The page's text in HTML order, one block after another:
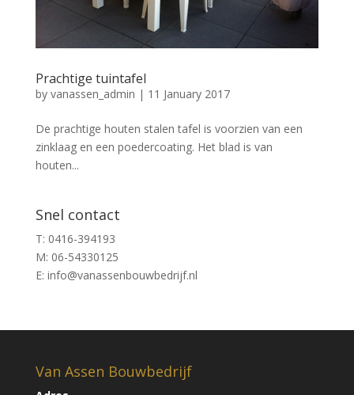
Prachtige tuintafel
by vanassen_admin | 11 January 2017
De prachtige houten stalen tafel is voorzien van een
zinklaag en een poedercoating. Het blad is van
houten...
Snel contact
T: 0416-394193
M: 06-54330125
E: info@vanassenbouwbedrijf.nl
Van Assen Bouwbedrijf